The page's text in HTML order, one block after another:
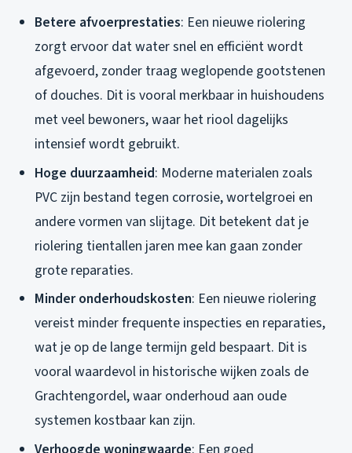
Betere afvoerprestaties: Een nieuwe riolering
zorgt ervoor dat water snel en efficiënt wordt
afgevoerd, zonder traag weglopende gootstenen
of douches. Dit is vooral merkbaar in huishoudens
met veel bewoners, waar het riool dagelijks
intensief wordt gebruikt.
Hoge duurzaamheid: Moderne materialen zoals
PVC zijn bestand tegen corrosie, wortelgroei en
andere vormen van slijtage. Dit betekent dat je
riolering tientallen jaren mee kan gaan zonder
grote reparaties.
Minder onderhoudskosten: Een nieuwe riolering
vereist minder frequente inspecties en reparaties,
wat je op de lange termijn geld bespaart. Dit is
vooral waardevol in historische wijken zoals de
Grachtengordel, waar onderhoud aan oude
systemen kostbaar kan zijn.